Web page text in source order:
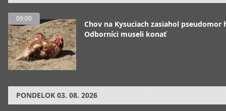
09:00
Chov na Kysuciach zasiahol pseudomor
Odborníci museli konať
PONDELOK 03. 08. 2026